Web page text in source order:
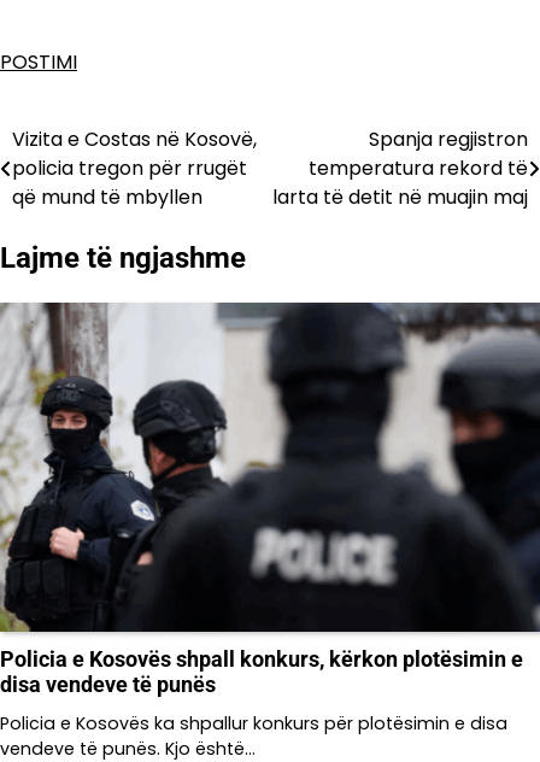
POSTIMI
Lëvizje
te
Vizita e Costas në Kosovë,
policia tregon për rrugët
që mund të mbyllen
Spanja regjistron
temperatura rekord të
larta të detit në muajin maj
Lajme të ngjashme
Policia e Kosovës shpall konkurs, kërkon plotësimin e
disa vendeve të punës
Policia e Kosovës ka shpallur konkurs për plotësimin e disa
vendeve të punës. Kjo është…